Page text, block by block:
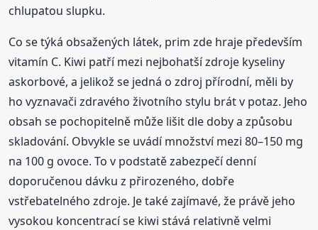
chlupatou slupku.
Co se týká obsažených látek, prim zde hraje především
vitamín C. Kiwi patří mezi nejbohatší zdroje kyseliny
askorbové, a jelikož se jedná o zdroj přírodní, měli by
ho vyznavači zdravého životního stylu brát v potaz. Jeho
obsah se pochopitelně může lišit dle doby a způsobu
skladování. Obvykle se uvádí množství mezi 80–150 mg
na 100 g ovoce. To v podstatě zabezpečí denní
doporučenou dávku z přirozeného, dobře
vstřebatelného zdroje. Je také zajímavé, že právě jeho
vysokou koncentrací se kiwi stává relativně velmi